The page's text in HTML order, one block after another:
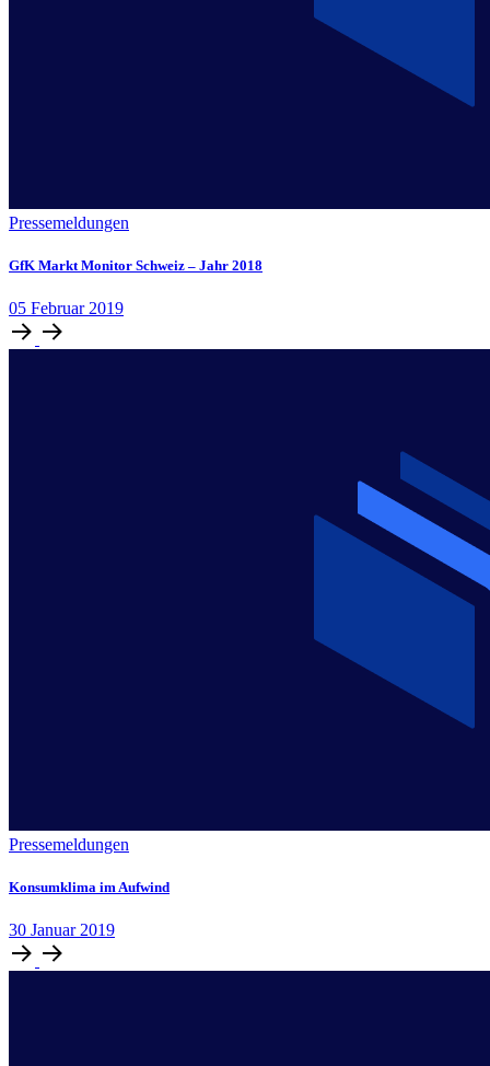
Pressemeldungen
GfK Markt Monitor Schweiz – Jahr 2018
05 Februar 2019
Pressemeldungen
Konsumklima im Aufwind
30 Januar 2019